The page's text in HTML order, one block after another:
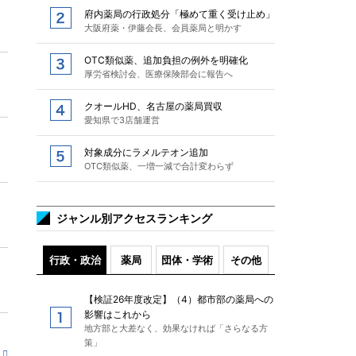
府内薬局の行政処分「極めて重く受け止め」
大阪府薬・伊藤会長、会員薬局と明かす
OTC類似薬、追加負担の例外を明確化
厚労省検討会、医療保険部会に報告へ
クオールHD、名古屋の薬局買収
愛知県で3店舗運営
対象成分にラメルテオン追加
OTC類似薬、一増一減で合計変わらず
ジャンル別アクセスランキング
行政・政治 薬局 団体・学術 その他
【検証26年度改定】（4）都市部の薬局への
影響はこれから
地方部と大差なく、効果なければ「さらなる方
策」